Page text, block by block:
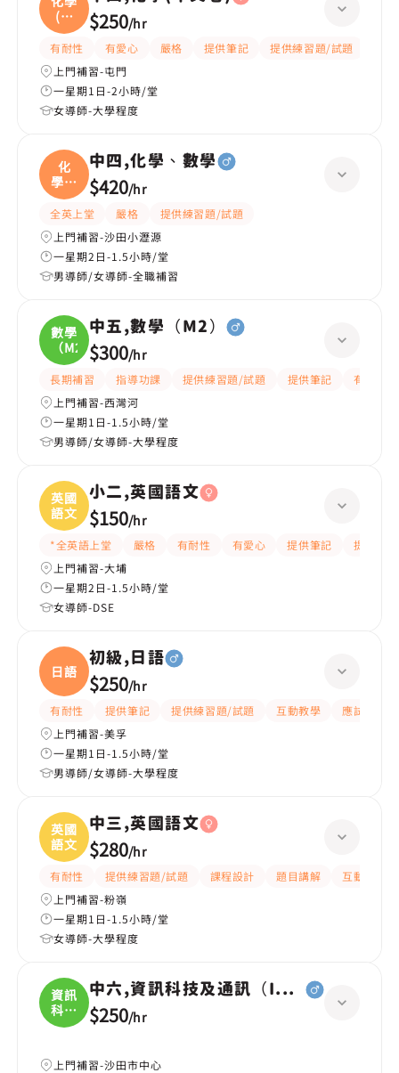
(中
文
$250/hr
有耐性 有愛心 嚴格 提供筆記 提供練習題/試題
上門補習-屯門
一星期1日-2小時/堂
女導師-大學程度
化
學、
數學
中四,化學、數學
$420/hr
全英上堂 嚴格
提供練習題/試題
上門補習-沙田小瀝源
一星期2日-1.5小時/堂
男導師/女導師-全職補習
數學
（M2
中五,數學（M2）
$300/hr
長期補習 指導功課 提供練習題/試題 提供筆記
有耐性
上門補習-西灣河
一星期1日-1.5小時/堂
男導師/女導師-大學程度
英國
語文
小二,英國語文
$150/hr
*全英語上堂 嚴格 有耐性 有愛心 提供筆記
提供練
上門補習-大埔
一星期2日-1.5小時/堂
女導師-DSE
日語
初級,日語
$250/hr
有耐性 提供筆記 提供練習題/試題 互動教學
應試策略
上門補習-美孚
一星期1日-1.5小時/堂
男導師/女導師-大學程度
英國
語文
中三,英國語文
$280/hr
有耐性 提供練習題/試題 課程設計 題目講解
互動教學
上門補習-粉嶺
一星期1日-1.5小時/堂
女導師-大學程度
資訊
科技
及
中六,資訊科技及通訊（ICT）
$250/hr
上門補習-沙田市中心